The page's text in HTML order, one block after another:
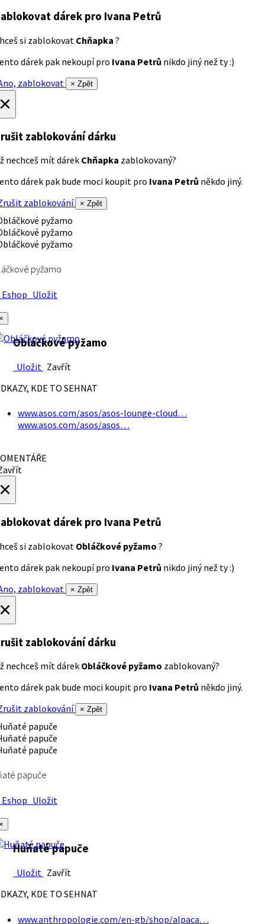
dárek pro Ivana Petrů
si zablokovat Chňapka ?
dárek pak nekoupí pro Ivana Petrů nikdo jiný než ty :)
zablokovat
× Zpět
zablokování dárku
nechceš mít dárek Chňapka zablokovaný?
dárek pak bude moci koupit pro Ivana Petrů někdo jiný.
zablokování
× Zpět
pyžamo
Uložit
Obláčkové pyžamo
Uložit Zavřít
KDE TO SEHNAT
www.asos.com/asos/asos-lounge-cloud…
www.asos.com/asos/asos…
dárek pro Ivana Petrů
si zablokovat Obláčkové pyžamo ?
dárek pak nekoupí pro Ivana Petrů nikdo jiný než ty :)
zablokovat
× Zpět
zablokování dárku
nechceš mít dárek Obláčkové pyžamo zablokovaný?
dárek pak bude moci koupit pro Ivana Petrů někdo jiný.
zablokování
× Zpět
papuče
Uložit
Huňaté papuče
Uložit Zavřít
KDE TO SEHNAT
www.anthropologie.com/en-gb/shop/alpaca…